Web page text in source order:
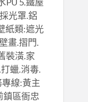
光罩.鋁
紙類:遮光
畫.摺門.
裝潢.家
蠟.消毒.
線:黃主
鎮區衙忠